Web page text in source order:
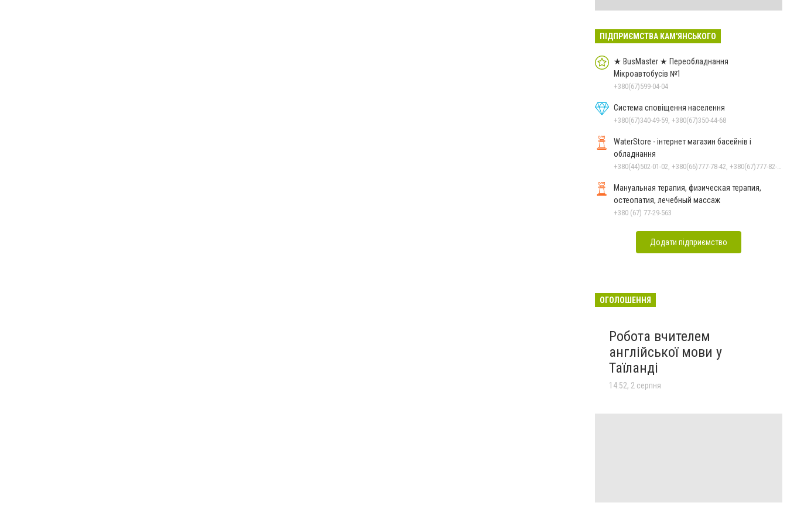
ПІДПРИЄМСТВА КАМ'ЯНСЬКОГО
★ BusMaster ★ Переобладнання
Мікроавтобусів №1
+380(67)599-04-04
Система сповіщення населення
+380(67)340-49-59, +380(67)350-44-68
WaterStore - інтернет магазин басейнів і
обладнання
Мануальная терапия, физическая терапия,
остеопатия, лечебный массаж
+380 (67) 77-29-563
Додати підприємство
ОГОЛОШЕННЯ
Робота вчителем
англійської мови у
Таїланді
14:52, 2 серпня